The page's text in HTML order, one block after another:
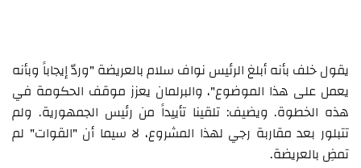
يقول خلف بأنه أبلغ الرئيس نواف سلام بالعريضة "وردّ إيجاباً وبأنه
يعمل على هذا الموضوع"، والبرلمان يعزز موقف الحكومة في
هذه الخطوة. ويضيف: تلقينا تأييداً من رئيس الجمهورية. ولم
تتبلور بعد مقاربة رجي لهذا المشروع، لا سيما أن "القوات" لم
تمضِ بالعريضة.